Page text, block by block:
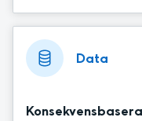
Data